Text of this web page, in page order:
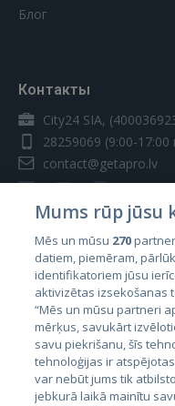
Блог
Контакты
City24 SIA,
28259069 (9:00-17:00
contact@getapro.lv
Страны
Эстония
Латвия
Литва
Mums rūp
Mēs un mūsu 270
datiem, piemēram,
identifikatoriem jūsu
aktivizētas izsekošanas
“Mēs un mūsu partneri
mērķus, savukārt
savu piekrišanu, šīs
tehnoloģijas ir
var nebūt jums tik
jebkurā laikā mainītu